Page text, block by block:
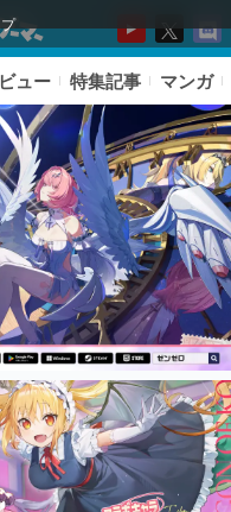
ング
ュー 特集記事 マンガ